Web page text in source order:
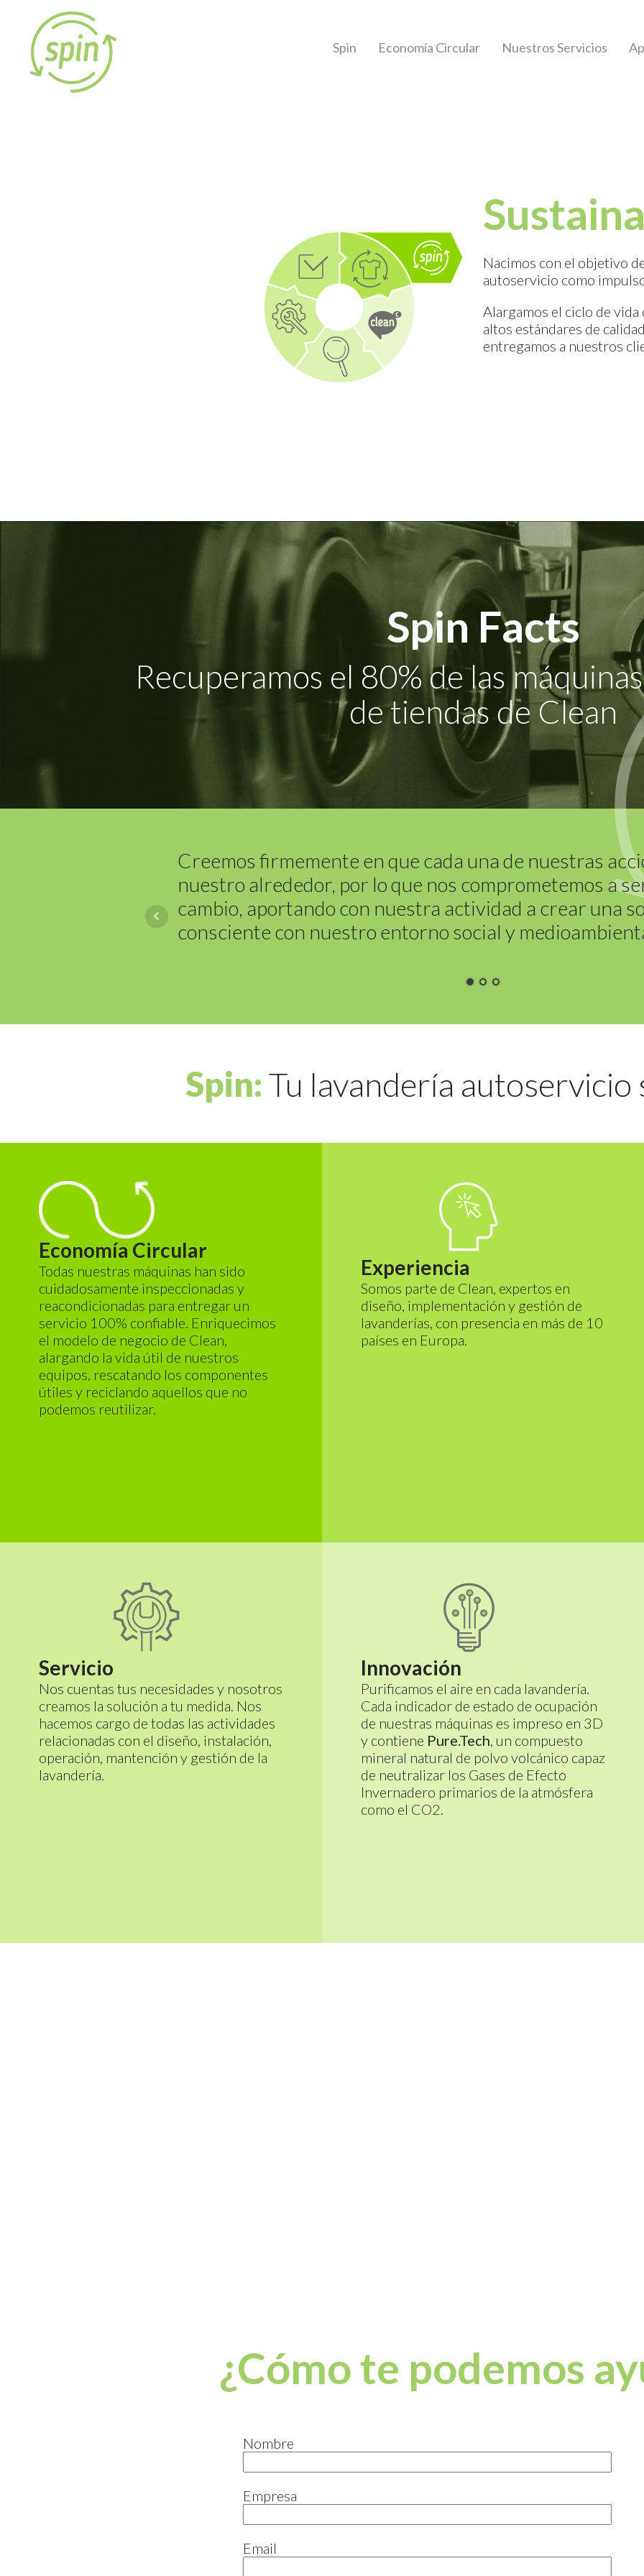
Spin Economía Circular Nuestros Servicios
Nacimos con el objetivo
autoservicio como
Alargamos el ciclo de
altos estándares de
entregamos a nuestros
Spin Facts
Recuperamos el 80% de las
de tiendas de Clean
Creemos firmemente en que cada una de nuestras
nuestro alrededor, por lo que nos comprometemos a
cambio, aportando con nuestra actividad a crear una
consciente con nuestro entorno social y
Spin: Tu lavandería autoservicio
Economía Circular
Todas nuestras máquinas han sido
cuidadosamente inspeccionadas y
reacondicionadas para entregar un
servicio 100% confiable. Enriquecimos
el modelo de negocio de Clean,
alargando la vida útil de nuestros
equipos, rescatando los componentes
útiles y reciclando aquellos que no
podemos reutilizar.
Experiencia
Somos parte de Clean, expertos en
diseño, implementación y gestión de
lavanderías, con presencia en más de 10
países en Europa.
Servicio
Nos cuentas tus necesidades y nosotros
creamos la solución a tu medida. Nos
hacemos cargo de todas las actividades
relacionadas con el diseño, instalación,
operación, mantención y gestión de la
lavandería.
Innovación
Purificamos el aire en cada lavandería.
Cada indicador de estado de ocupación
de nuestras máquinas es impreso en 3D
y contiene Pure.Tech , un compuesto
mineral natural de polvo volcánico capaz
de neutralizar los Gases de Efecto
Invernadero primarios de la atmósfera
como el CO2.
¿Cómo te podemos
Nombre
Empresa
Email